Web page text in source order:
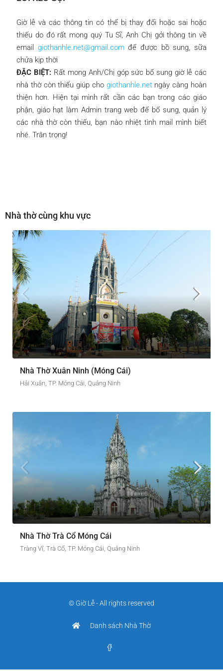
Giờ lễ và các thông tin có thể bị thay đổi hoặc sai hoặc
thiếu do đó rất mong quý Tu Sĩ, Anh Chị gởi thông tin về
email giothanhle.net@gmail.comđể được bồ sung, sữa
chửa kịp thời
ĐẶC BIỆT: Rất mong Anh/Chị góp sức bổ sung giờ lễ các
nhà thờ còn thiếu giúp cho giothanhle.netngày càng hoàn
thiện hơn. Hiện tại mình rất cần các bạn trong các giáo
phận, giáo hạt làm Admin trang web để bổ sung, quản lý
các nhà thờ còn thiếu, bạn nào nhiệt tình mail mình biết
nhé. Trân trọng!
Nhà thờ cùng khu vực
Nhà Thờ Xuân Ninh (Móng Cái)
Hải Xuân, TP. Móng Cái, Quảng Ninh
Nhà Thờ Trà Cổ Móng Cái
Tràng Vĩ, Trà Cổ, TP. Móng Cái, Quảng Ninh
© Giờ Lễ - All rights reserved
Danh sách Nhà Thờ